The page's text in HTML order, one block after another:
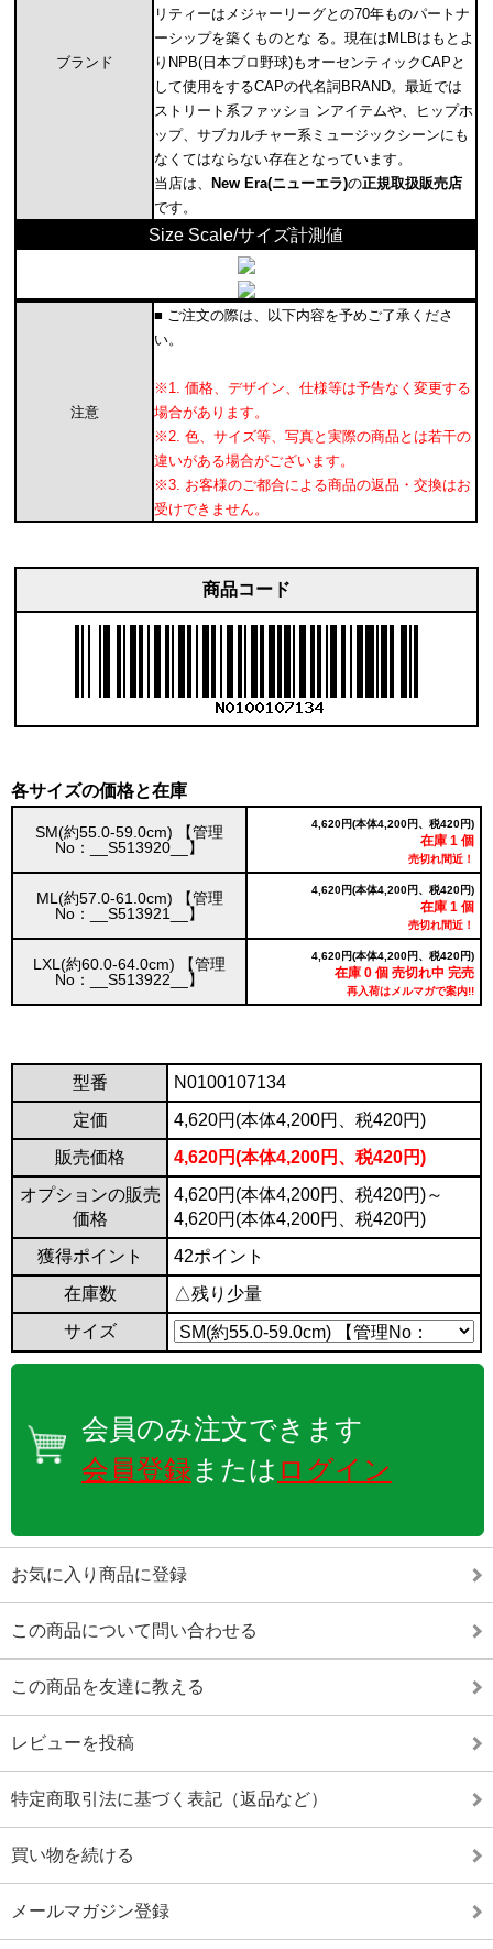
ブランド
リティーはメジャーリーグとの70年ものパートナ
ーシップを築くものとな る。現在はMLBはもとよ
りNPB(日本プロ野球)もオーセンティックCAPと
して使用をするCAPの代名詞BRAND。最近では
ストリート系ファッショ ンアイテムや、ヒップホ
ップ、サブカルチャー系ミュージックシーンにも
なくてはならない存在となっています。
当店は、
New Era(ニューエラ)の正規取扱販売店
です。
Size Scale/サイズ計測値
注意
■ ご注文の際は、以下内容を予めご了承くださ
い。
※1. 価格、デザイン、仕様等は予告なく変更する
場合があります。
※2. 色、サイズ等、写真と実際の商品とは若干の
違いがある場合がございます。
※3. お客様のご都合による商品の返品・交換はお
受けできません。
商品コード
各サイズの価格と在庫
SM(約55.0-59.0cm) 【管理
No：__S513920__】
4,620円(本体4,200円、税420円)
在庫 1 個
売切れ間近！
ML(約57.0-61.0cm) 【管理
No：__S513921__】
4,620円(本体4,200円、税420円)
在庫 1 個
売切れ間近！
LXL(約60.0-64.0cm) 【管理
No：__S513922__】
4,620円(本体4,200円、税420円)
在庫 0 個 売切れ中 完売
再入荷はメルマガで案内!!
型番
N0100107134
定価
4,620円(本体4,200円、税420円)
販売価格
4,620円(本体4,200円、税420円)
オプションの販売
価格
4,620円(本体4,200円、税420円)～
4,620円(本体4,200円、税420円)
獲得ポイント
42ポイント
在庫数
△残り少量
サイズ
会員のみ注文できます
会員登録または ログイン
お気に入り商品に登録
この商品について問い合わせる
この商品を友達に教える
レビューを投稿
特定商取引法に基づく表記（返品など）
買い物を続ける
メールマガジン登録